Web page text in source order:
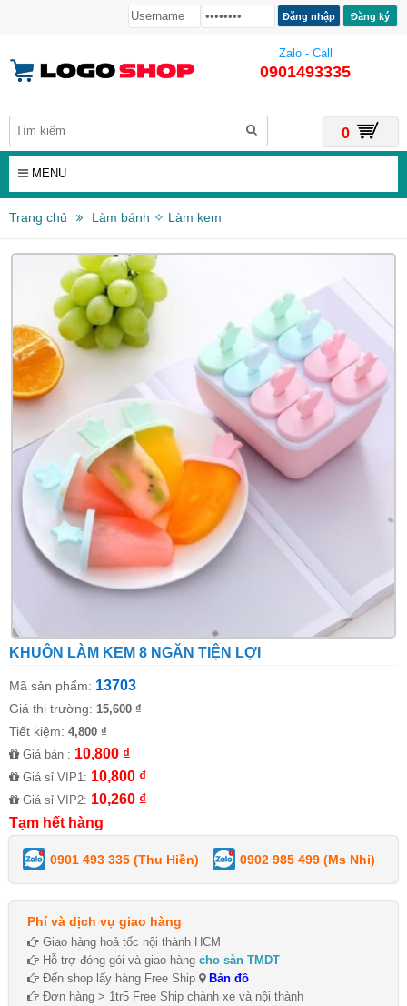
Đăng ký
Zalo - Call
0901493335
0
MENU
Trang chủ Làm bánh ✧ Làm kem
KHUÔN LÀM KEM 8 NGĂN TIỆN LỢI
Mã sản phẩm: 13703
Giá thị trường: 15,600 ₫
Tiết kiệm: 4,800 ₫
Giá bán : 10,800 ₫
Giá sỉ VIP1: 10,800 ₫
Giá sỉ VIP2: 10,260 ₫
Tạm hết hàng
0901 493 335 (Thu Hiền) 0902 985 499 (Ms Nhi)
Phí và dịch vụ giao hàng
Giao hàng hoả tốc nội thành HCM
Hỗ trợ đóng gói và giao hàng cho sàn TMDT
Đến shop lấy hàng Free Ship
Bản đồ
Đơn hàng > 1tr5 Free Ship chành xe và nội thành